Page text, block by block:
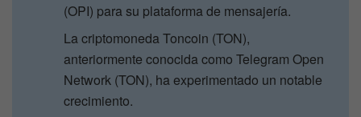
(OPI) para su plataforma de mensajería.
La criptomoneda Toncoin (TON),
anteriormente conocida como Telegram Open
Network (TON), ha experimentado un notable
crecimiento.